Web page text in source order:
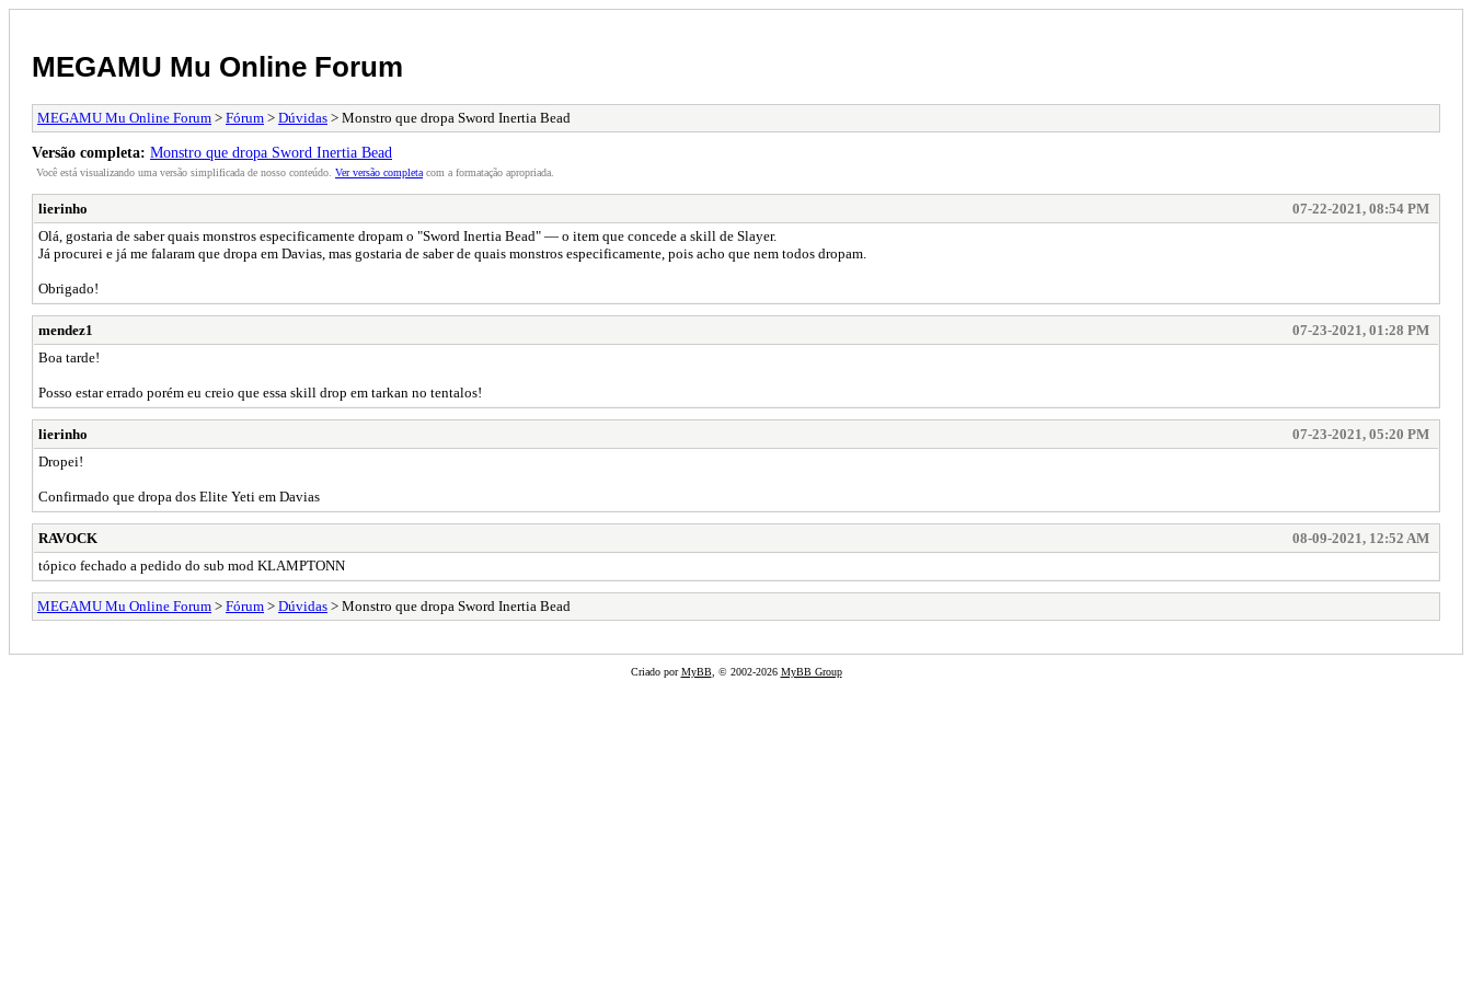
MEGAMU Mu Online Forum
MEGAMU Mu Online Forum > Fórum > Dúvidas > Monstro que dropa Sword Inertia Bead
Versão completa: Monstro que dropa Sword Inertia Bead
Você está visualizando uma versão simplificada de nosso conteúdo. Ver versão completa com a formatação apropriada.
lierinho
07-22-2021, 08:54 PM
Olá, gostaria de saber quais monstros especificamente dropam o "Sword Inertia Bead" — o item que concede a skill de Slayer.
Já procurei e já me falaram que dropa em Davias, mas gostaria de saber de quais monstros especificamente, pois acho que nem todos dropam.
Obrigado!
mendez1
07-23-2021, 01:28 PM
Boa tarde!
Posso estar errado porém eu creio que essa skill drop em tarkan no tentalos!
lierinho
07-23-2021, 05:20 PM
Dropei!
Confirmado que dropa dos Elite Yeti em Davias
RAVOCK
08-09-2021, 12:52 AM
tópico fechado a pedido do sub mod KLAMPTONN
MEGAMU Mu Online Forum > Fórum > Dúvidas > Monstro que dropa Sword Inertia Bead
Criado porMyBB, © 2002-2026 MyBB Group